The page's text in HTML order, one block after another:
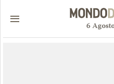
6